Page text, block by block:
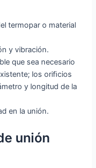
termopar o material
y vibración.
que sea necesario
los oriﬁcios
y longitud de la
en la unión.
unión